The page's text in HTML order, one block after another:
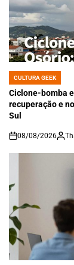
POSTED
IN
CULTURA GEEK
Ciclone-bomba
recuperação e
Sul
on
08/08/2026